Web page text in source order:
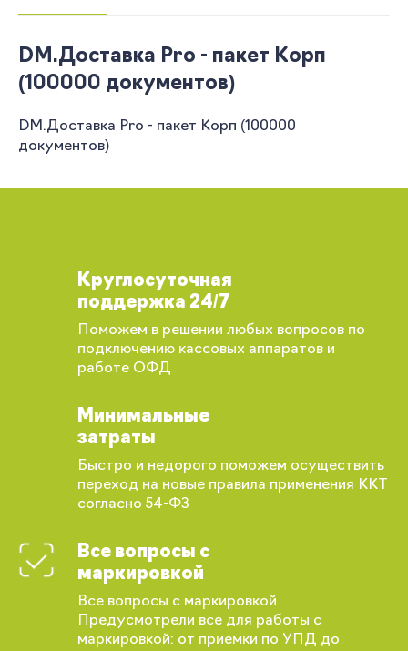
DM.Доставка Pro - пакет Корп
(100000 документов)
DM.Доставка Pro - пакет Корп (100000
документов)
Круглосуточная
поддержка 24/7
Поможем в решении любых вопросов по
подключению кассовых аппаратов и
работе ОФД
Минимальные
затраты
Быстро и недорого поможем осуществить
переход на новые правила применения ККТ
согласно 54-ФЗ
Все вопросы с
маркировкой
Все вопросы с маркировкой
Предусмотрели все для работы с
маркировкой: от приемки по УПД до